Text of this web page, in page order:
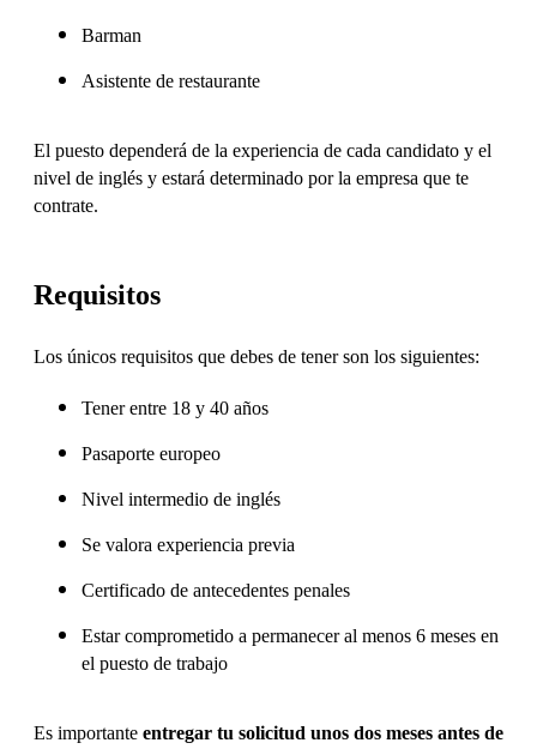
Barman
Asistente de restaurante
El puesto dependerá de la experiencia de cada candidato y el
nivel de inglés y estará determinado por la empresa que te
contrate.
Requisitos
Los únicos requisitos que debes de tener son los siguientes:
Tener entre 18 y 40 años
Pasaporte europeo
Nivel intermedio de inglés
Se valora experiencia previa
Certificado de antecedentes penales
Estar comprometido a permanecer al menos 6 meses en
el puesto de trabajo
Es importante entregar tu solicitud unos dos meses antes de